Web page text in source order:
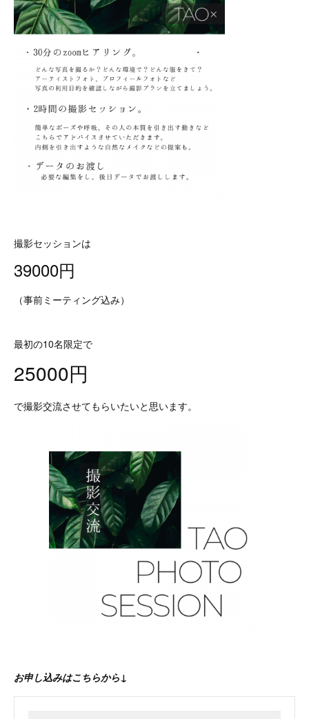
撮影セッションは
39000円
（事前ミーティング込み）
最初の10名限定で
25000円
で撮影交流させてもらいたいと思います。
お申し込みはこちらから↓